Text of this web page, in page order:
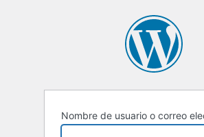
Nombre de usuario o correo